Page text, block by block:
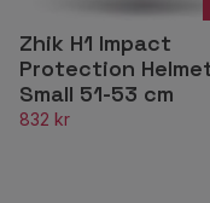
Zhik H1 Impact
Protection
Small 51-53 cm
832 kr